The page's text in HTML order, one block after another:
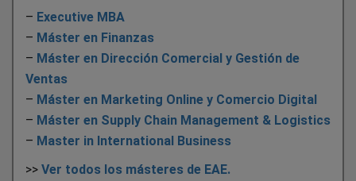
– Executive MBA
– Máster en Finanzas
– Máster en Dirección Comercial y Gestión de
Ventas
– Máster en Marketing Online y Comercio Digital
– Máster en Supply Chain Management & Logistics
– Master in International Business
>> Ver todos los másteres de EAE.